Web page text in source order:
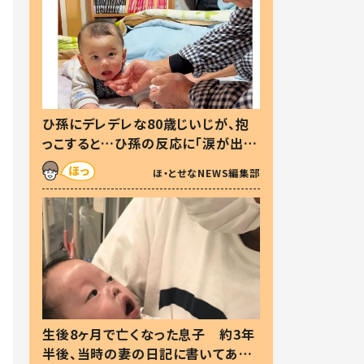
ひ孫にデレデレな80歳じいじが、抱
っこすると…ひ孫の反応に「涙が出ま
した」「可愛くて仕方ない」
ほ・とせなNEWS編集部
生後8ヶ月で亡くなった息子 約3年
半後、当時の妻の日記に書いてあっ